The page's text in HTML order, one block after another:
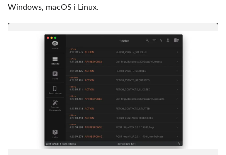
Windows, macOS i Linux.